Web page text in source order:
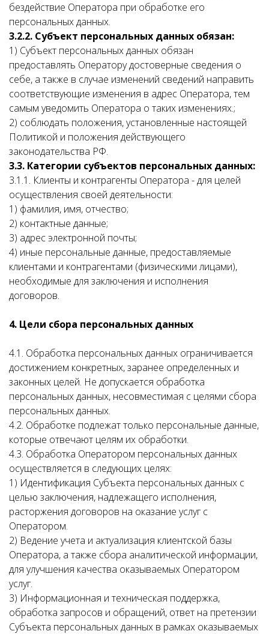
бездействие Оператора при обработке его
персональных данных.
3.2.2. Субъект персональных данных обязан:
1) Субъект персональных данных обязан
предоставлять Оператору достоверные сведения о
себе, а также в случае изменений сведений направить
соответствующие изменения в адрес Оператора, тем
самым уведомить Оператора о таких изменениях.;
2) соблюдать положения, установленные настоящей
Политикой и положения действующего
законодательства РФ.
3.3. Категории субъектов персональных данных:
3.1.1. Клиенты и контрагенты Оператора - для целей
осуществления своей деятельности:
1) фамилия, имя, отчество;
2) контактные данные;
3) адрес электронной почты;
4) иные персональные данные, предоставляемые
клиентами и контрагентами (физическими лицами),
необходимые для заключения и исполнения
договоров.
4. Цели сбора персональных данных
4.1. Обработка персональных данных ограничивается
достижением конкретных, заранее определенных и
законных целей. Не допускается обработка
персональных данных, несовместимая с целями сбора
персональных данных.
4.2. Обработке подлежат только персональные данные,
которые отвечают целям их обработки.
4.3. Обработка Оператором персональных данных
осуществляется в следующих целях:
1) Идентификация Субъекта персональных данных с
целью заключения, надлежащего исполнения,
расторжения договоров на оказание услуг с
Оператором.
2) Ведение учета и актуализация клиентской базы
Оператора, а также сбора аналитической информации,
для улучшения качества оказываемых Оператором
услуг.
3) Информационная и техническая поддержка,
обработка запросов и обращений, ответ на претензии
Субъекта персональных данных в рамках оказываемых